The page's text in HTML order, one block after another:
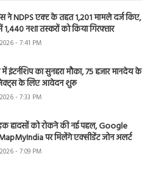
ने NDPS एक्ट के तहत 1,201 मामले दर्ज किए,
1,440 नशा तस्करों को किया गिरफ्तार
- 7:41 PM
इंटर्नशिप का सुनहरा मौका, 75 हजार मानदेय के
के लिए आवेदन शुरू
- 7:33 PM
हादसों को रोकने की नई पहल, Google
पर मिलेंगे एक्सीडेंट जोन अलर्ट
- 7:09 PM